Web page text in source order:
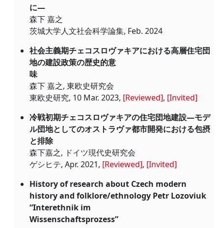
に―
森下 嘉之
茨城大学人文社会科学論集, Feb. 2024
社会主義期チェコスロヴァキアにおける高層住宅団
地の建設政策の歴史的意
味
森下 嘉之, 東欧史研究会
東欧史研究, 10 Mar. 2023, [Reviewed], [Invited]
冷戦初期チェコスロヴァキアの住宅団地建設―モデ
ル団地としてのオストラヴァ都市開発における包摂
と排除
森下嘉之, ドイツ現代史研究会
ゲシヒテ, Apr. 2021, [Reviewed], [Invited]
History of research about Czech modern
history and folklore/ethnology Petr Lozoviuk
“Interethnik im
Wissenschaftsprozess”